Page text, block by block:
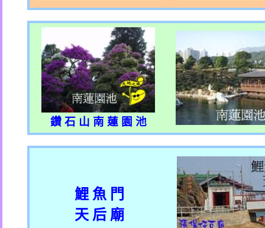
鑽 石 山 南 蓮 園 池
鯉 魚 門
天 后 廟